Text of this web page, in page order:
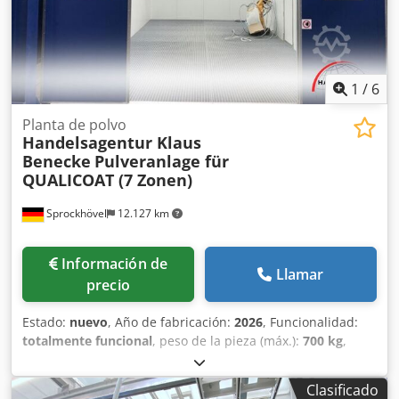
medida.
1 / 6
Sprockhövel 12.127 km
Planta de polvo
Handelsagentur Klaus
Benecke Pulveranlage für
QUALICOAT (7 Zonen)
Información de
precio
Llamar
Estado: nuevo, Año de fabricación: 2026, Funcionalidad:
totalmente funcional, peso de la pieza (máx.): 700 kg,
2.300 mm
(máx.):6.000 mm, material aislante:Mineralwolle, espesor
Clasificado